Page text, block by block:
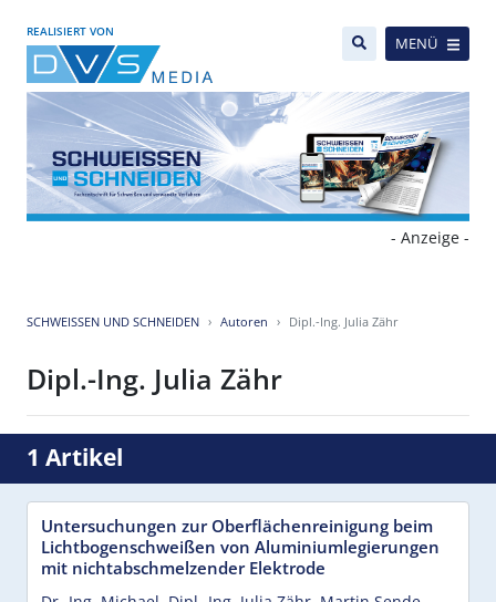
REALISIERT VON
MENÜ
- Anzeige -
SCHWEISSEN UND SCHNEIDEN Autoren Dipl.-Ing. Julia Zähr
Dipl.-Ing. Julia Zähr
1 Artikel
Untersuchungen zur Oberflächenreinigung beim
Lichtbogenschweißen von Aluminiumlegierungen
mit nichtabschmelzender Elektrode